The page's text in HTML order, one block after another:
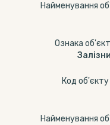
Найменування
Ознака
Код
Найменування